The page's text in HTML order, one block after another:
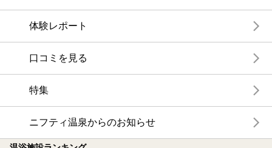
体験レポート
口コミを見る
特集
ニフティ温泉からのお知らせ